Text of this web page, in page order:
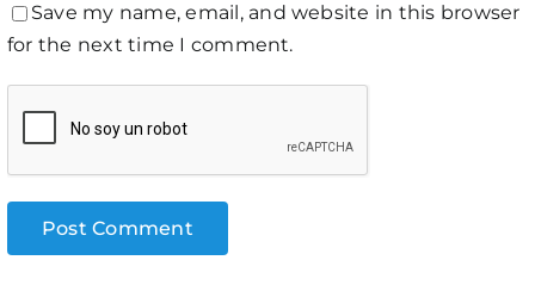
Save my name, email, and website in this browser
for the next time I comment.